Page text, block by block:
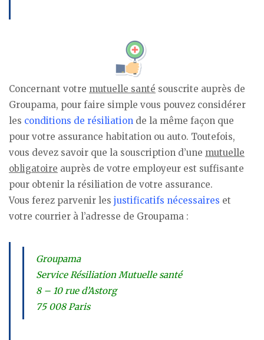
Concernant votre mutuelle santé souscrite auprès de
Groupama, pour faire simple vous pouvez considérer
les conditions de résiliation de la même façon que
pour votre assurance habitation ou auto. Toutefois,
vous devez savoir que la souscription d’une mutuelle
obligatoire auprès de votre employeur est suffisante
pour obtenir la résiliation de votre assurance.
Vous ferez parvenir les justificatifs nécessaires et
votre courrier à l’adresse de Groupama :
Groupama
Service Résiliation Mutuelle santé
8 – 10 rue d’Astorg
75 008 Paris